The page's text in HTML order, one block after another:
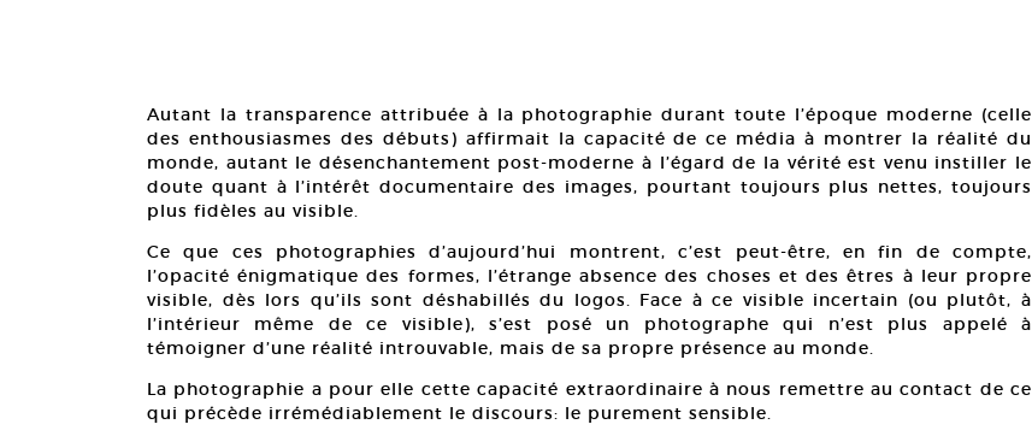
Autant la transparence attribuée à la photographie durant toute l’époque moderne (celle
des enthousiasmes des débuts) affirmait la capacité de ce média à montrer la réalité du
monde, autant le désenchantement post-moderne à l’égard de la vérité est venu instiller le
doute quant à l’intérêt documentaire des images, pourtant toujours plus nettes, toujours
plus fidèles au visible.
Ce que ces photographies d’aujourd’hui montrent, c’est peut-être, en fin de compte,
l’opacité énigmatique des formes, l’étrange absence des choses et des êtres à leur propre
visible, dès lors qu’ils sont déshabillés du logos. Face à ce visible incertain (ou plutôt, à
l’intérieur même de ce visible), s’est posé un photographe qui n’est plus appelé à
témoigner d’une réalité introuvable, mais de sa propre présence au monde.
La photographie a pour elle cette capacité extraordinaire à nous remettre au contact de ce
qui précède irrémédiablement le discours: le purement sensible.